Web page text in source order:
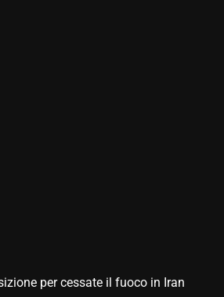
per cessate il fuoco in Iran